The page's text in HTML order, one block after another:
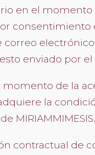
en el momento
consentimiento
correo
enviado por el
momento de la
la
contractual de